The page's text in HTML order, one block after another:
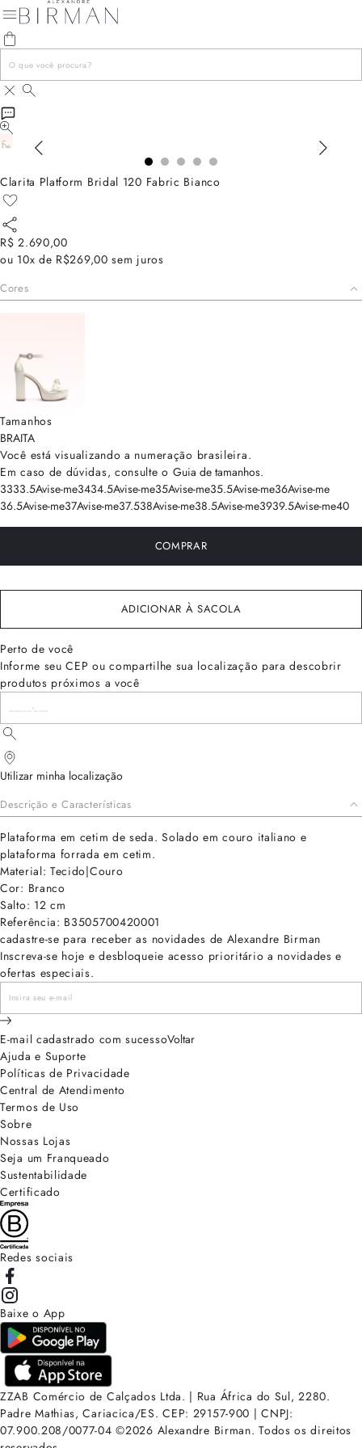
Clarita Platform Bridal 120 Fabric Bianco
R$ 2.690,00
ou 10x de R$269,00 sem juros
Cores
Tamanhos
BRAITA
Você está visualizando a numeração brasileira.
Em caso de dúvidas, consulte o Guia de tamanhos.
3333.5Avise-me3434.5Avise-me35Avise-me35.5Avise-me36Avise-me
36.5Avise-me37Avise-me37.538Avise-me38.5Avise-me3939.5Avise-me40
COMPRAR
ADICIONAR À SACOLA
Perto de você
Informe seu CEP ou compartilhe sua localização para descobrir
produtos próximos a você
Utilizar minha localização
Descrição e Características
Plataforma em cetim de seda. Solado em couro italiano e
plataforma forrada em cetim.
Material: Tecido|Couro
Cor: Branco
Salto: 12 cm
Referência: B3505700420001
cadastre-se para receber as novidades de Alexandre Birman
Inscreva-se hoje e desbloqueie acesso prioritário a novidades e
ofertas especiais.
E-mail cadastrado com sucessoVoltar
Ajuda e Suporte
Políticas de Privacidade
Central de Atendimento
Termos de Uso
Sobre
Nossas Lojas
Seja um Franqueado
Sustentabilidade
Certificado
Redes sociais
Baixe o App
ZZAB Comércio de Calçados Ltda. | Rua África do Sul, 2280.
Padre Mathias, Cariacica/ES. CEP: 29157-900 | CNPJ:
07.900.208/0077-04 ©2026 Alexandre Birman. Todos os direitos